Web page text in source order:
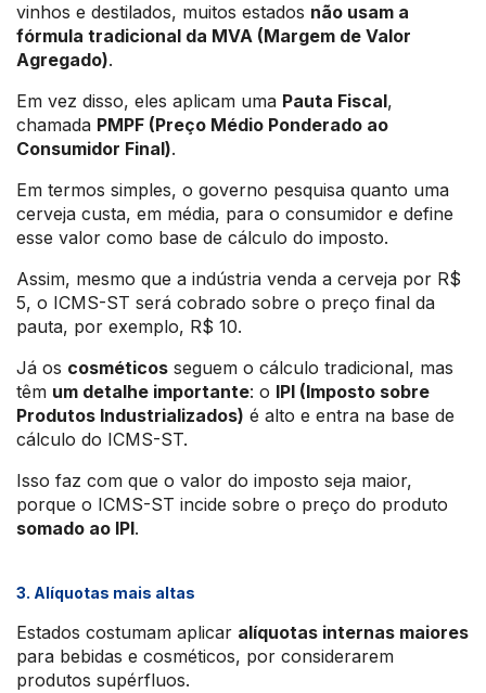
vinhos e destilados, muitos estados não usam a
fórmula tradicional da MVA (Margem de Valor
Agregado).
Em vez disso, eles aplicam uma Pauta Fiscal,
chamada PMPF (Preço Médio Ponderado ao
Consumidor Final).
Em termos simples, o governo pesquisa quanto uma
cerveja custa, em média, para o consumidor e define
esse valor como base de cálculo do imposto.
Assim, mesmo que a indústria venda a cerveja por R$
5, o ICMS-ST será cobrado sobre o preço final da
pauta, por exemplo, R$ 10.
Já os cosméticos seguem o cálculo tradicional, mas
têm um detalhe importante: o IPI (Imposto sobre
Produtos Industrializados) é alto e entra na base de
cálculo do ICMS-ST.
Isso faz com que o valor do imposto seja maior,
porque o ICMS-ST incide sobre o preço do produto
somado ao IPI.
3. Alíquotas mais altas
Estados costumam aplicar alíquotas internas maiores
para bebidas e cosméticos, por considerarem
produtos supérfluos.